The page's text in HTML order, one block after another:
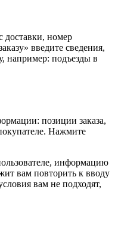
доставки, номер
введите сведения,
например: подъезды в
позиции заказа,
Нажмите
информацию
вам повторить к вводу
вам не подходят,